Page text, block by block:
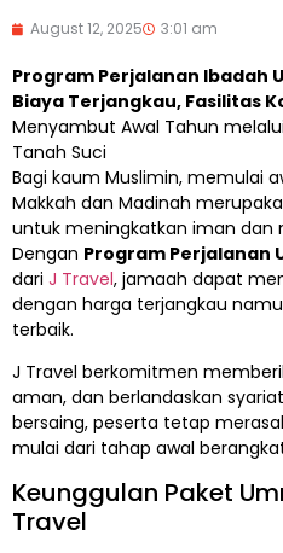
August 12, 2025 3:01 am
Program Perjalanan Ibadah
Biaya Terjangkau, Fasilitas
Menyambut Awal Tahun
Tanah Suci
Bagi kaum Muslimin, memulai
Makkah dan Madinah
untuk meningkatkan iman dan
Dengan Program Perjalanan
dari J Travel, jamaah dapat
dengan harga terjangkau
terbaik.
J Travel berkomitmen
aman, dan berlandaskan
bersaing, peserta tetap
mulai dari tahap awal
Keunggulan Paket
Travel